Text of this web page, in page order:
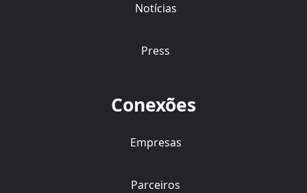
Notícias
Press
Conexões
Empresas
Parceiros